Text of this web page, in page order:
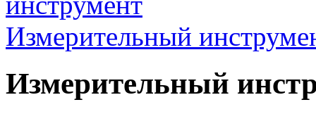
Измерительный
Измерительный